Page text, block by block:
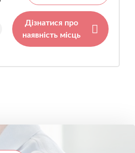
Дізнатися про
наявність місць